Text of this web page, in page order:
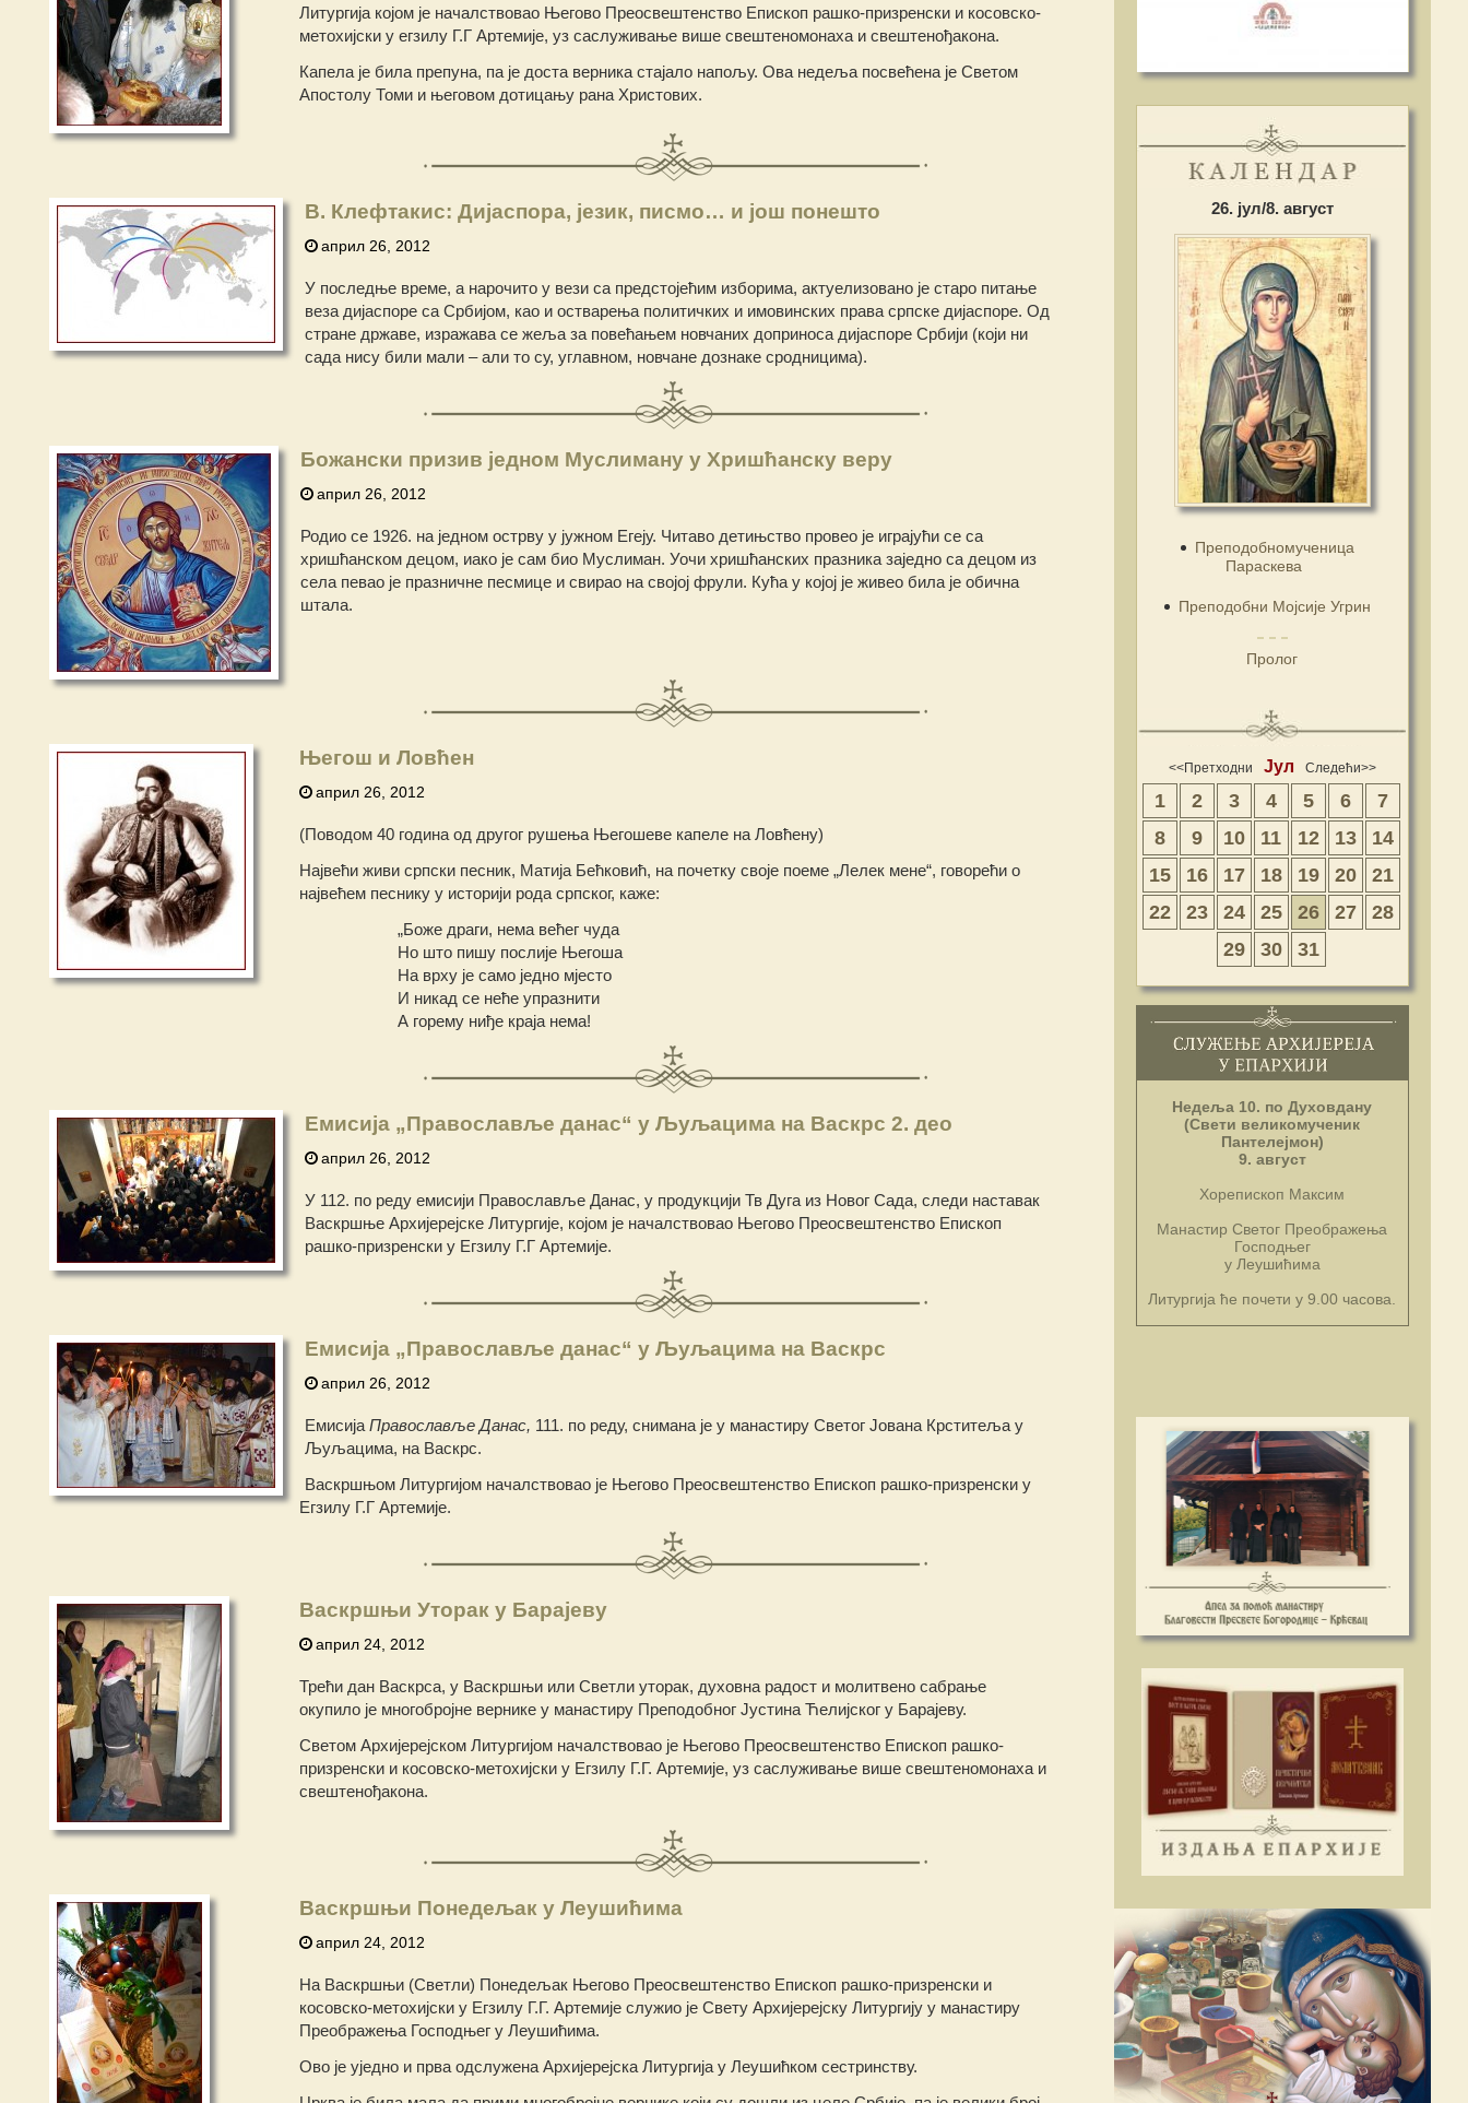
Литургија којом је началствовао Његово Преосвештенство Епископ рашко-призренски и косовско-
метохијски у егзилу Г.Г Артемије, уз саслуживање више свештеномонаха и свештенођакона.
Капела је била препуна, па је доста верника стајало напољу. Ова недеља посвећена је Светом
Апостолу Томи и његовом дотицању рана Христових.
В. Клефтакис: Дијаспора, језик, писмо… и још понешто
април 26, 2012
У последње време, а нарочито у вези са предстојећим изборима, актуелизовано је старо питање
веза дијаспоре са Србијом, као и остварења политичких и имовинских права српске дијаспоре. Од
стране државе, изражава се жеља за повећањем новчаних доприноса дијаспоре Србији (који ни
сада нису били мали – али то су, углавном, новчане дознаке сродницима).
Божански призив једном Муслиману у Хришћанску веру
април 26, 2012
Родио се 1926. на једном острву у јужном Егеју. Читаво детињство провео је играјући се са
хришћанском децом, иако је сам био Муслиман. Уочи хришћанских празника заједно са децом из
села певао је празничне песмице и свирао на својој фрули. Кућа у којој је живео била је обична
штала.
Његош и Ловћен
април 26, 2012
(Поводом 40 година од другог рушења Његошеве капеле на Ловћену)
Највећи живи српски песник, Матија Бећковић, на почетку своје поеме „Лелек мене“, говорећи о
највећем песнику у историји рода српског, каже:
„Боже драги, нема већег чуда
Но што пишу послије Његоша
На врху је само једно мјесто
И никад се неће упразнити
А горему ниђе краја нема!
Емисија „Православље данас“ у Љуљацима на Васкрс 2. део
април 26, 2012
У 112. по реду емисији Православље Данас, у продукцији Тв Дуга из Новог Сада, следи наставак
Васкршње Архијерејске Литургије, којом је началствовао Његово Преосвештенство Епископ
рашко-призренски у Егзилу Г.Г Артемије.
Емисија „Православље данас“ у Љуљацима на Васкрс
април 26, 2012
Емисија Православље Данас, 111. по реду, снимана је у манастиру Светог Јована Крститеља у
Љуљацима, на Васкрс.
Васкршњом Литургијом началствовао је Његово Преосвештенство Епископ рашко-призренски у
Егзилу Г.Г Артемије.
Васкршњи Уторак у Барајеву
април 24, 2012
Трећи дан Васкрса, у Васкршњи или Светли уторак, духовна радост и молитвено сабрање
окупило је многобројне вернике у манастиру Преподобног Јустина Ћелијског у Барајеву.
Светом Архијерејском Литургијом началствовао је Његово Преосвештенство Епископ рашко-
призренски и косовско-метохијски у Егзилу Г.Г. Артемије, уз саслуживање више свештеномонаха и
свештенођакона.
Васкршњи Понедељак у Леушићима
април 24, 2012
На Васкршњи (Светли) Понедељак Његово Преосвештенство Епископ рашко-призренски и
косовско-метохијски у Егзилу Г.Г. Артемије служио је Свету Архијерејску Литургију у манастиру
Преображења Господњег у Леушићима.
Ово је уједно и прва одслужена Архијерејска Литургија у Леушићком сестринству.
26. јул/8. август
Преподобномученица
Параскева
Преподобни Мојсије Угрин
Пролог
<<Претходни Јул Следећи>>
1 2 3 4 5 6
7
8
9 10 11 12 13
14
15
16 17 18 19 20
21
22
23 24 25 26 27
28
29
30 31
Недеља 10. по Духовдану
(Свети великомученик
Пантелејмон)
9. август
Хорепископ Максим
Манастир Светог Преображења
Господњег
у Леушићима
Литургија ће почети у 9.00 часова.